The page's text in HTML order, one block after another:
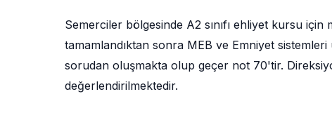
Semerciler bölgesinde A2 sınıfı ehliyet kursu
tamamlandıktan sonra MEB ve Emniyet
sorudan oluşmakta olup geçer not 70'tir.
değerlendirilmektedir.